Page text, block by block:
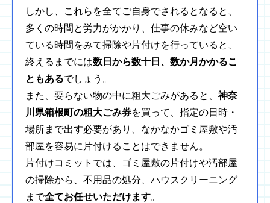
しかし、これらを全てご自身でされるとなると、
多くの時間と労力がかかり、仕事の休みなど空い
ている時間をみて掃除や片付けを行っていると、
終えるまでには数日から数十日、数か月かかるこ
ともあるでしょう。
また、要らない物の中に粗大ごみがあると、神奈
川県箱根町の粗大ごみ券を買って、指定の日時・
場所まで出す必要があり、なかなかゴミ屋敷や汚
部屋を容易に片付けることはできません。
片付けコミットでは、ゴミ屋敷の片付けや汚部屋
の掃除から、不用品の処分、ハウスクリーニング
まで全てお任せいただけます。